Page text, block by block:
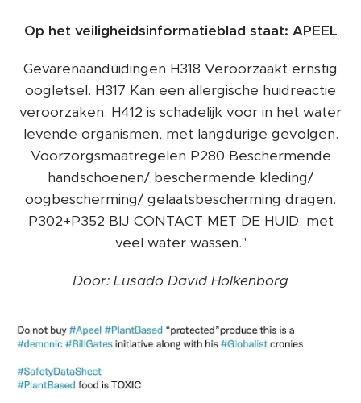
Op het veiligheidsinformatieblad staat: APEEL
Gevarenaanduidingen H318 Veroorzaakt ernstig
oogletsel. H317 Kan een allergische huidreactie
veroorzaken. H412 is schadelijk voor in het water
levende organismen, met langdurige gevolgen.
Voorzorgsmaatregelen P280 Beschermende
handschoenen/ beschermende kleding/
oogbescherming/ gelaatsbescherming dragen.
P302+P352 BIJ CONTACT MET DE HUID: met
veel water wassen."
Door: Lusado David Holkenborg